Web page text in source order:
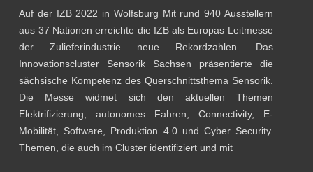
Auf der IZB 2022 in Wolfsburg Mit rund 940 Ausstellern
aus 37 Nationen erreichte die IZB als Europas Leitmesse
der Zulieferindustrie neue Rekordzahlen. Das
Innovationscluster Sensorik Sachsen präsentierte die
sächsische Kompetenz des Querschnittsthema Sensorik.
Die Messe widmet sich den aktuellen Themen
Elektrifizierung, autonomes Fahren, Connectivity, E-
Mobilität, Software, Produktion 4.0 und Cyber Security.
Themen, die auch im Cluster identifiziert und mit